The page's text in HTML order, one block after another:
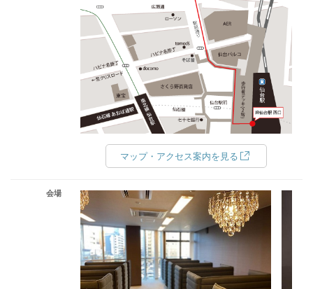
マップ・アクセス案内を見る
会場